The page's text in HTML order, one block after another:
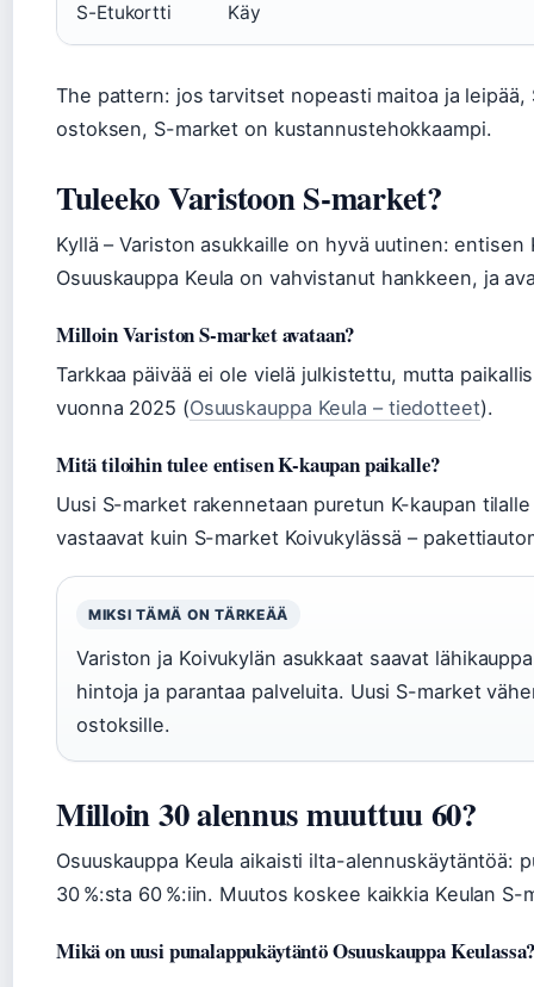
S-Etukortti Käy
The pattern: jos tarvitset nopeasti maitoa ja
ostoksen, S-market on kustannustehokkaampi.
Tuleeko Varistoon S-market?
Kyllä – Variston asukkaille on hyvä uutinen:
Osuuskauppa Keula on vahvistanut hankkeen, ja
Milloin Variston S-market avataan?
Tarkkaa päivää ei ole vielä julkistettu, mutta
vuonna 2025 (Osuuskauppa Keula – tiedotteet).
Mitä tiloihin tulee entisen K-kaupan paikalle?
Uusi S-market rakennetaan puretun K-kaupan
vastaavat kuin S-market Koivukylässä –
MIKSI TÄMÄ ON TÄRKEÄÄ
Variston ja Koivukylän asukkaat saavat
hintoja ja parantaa palveluita. Uusi S-market
ostoksille.
Milloin 30 alennus muuttuu 60?
Osuuskauppa Keula aikaisti ilta-alennuskäytäntöä:
30 %:sta 60 %:iin. Muutos koskee kaikkia Keulan
Mikä on uusi punalappukäytäntö Osuuskauppa